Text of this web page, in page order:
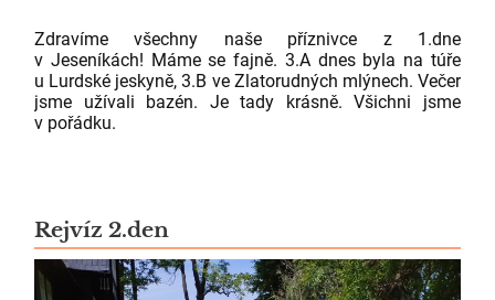
Zdravíme všechny naše příznivce z 1.dne
v Jeseníkách! Máme se fajně. 3.A dnes byla na túře
u Lurdské jeskyně, 3.B ve Zlatorudných mlýnech. Večer
jsme užívali bazén. Je tady krásně. Všichni jsme
v pořádku.
Rejvíz 2.den